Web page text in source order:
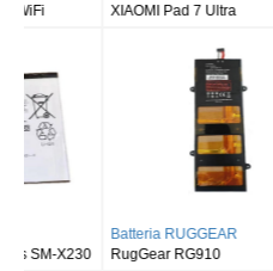
XIAOMI Pad 7 Ultra
Batteria RUGGEAR
RugGear RG910